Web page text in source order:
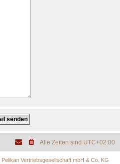
Alle Zeiten sind UTC+02:00
Vertriebsgesellschaft mbH & Co. KG